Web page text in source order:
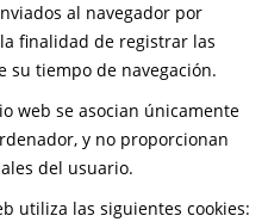
al navegador por
finalidad de registrar las
su tiempo de navegación.
web se asocian únicamente
y no proporcionan
del usuario.
utiliza las siguientes cookies: